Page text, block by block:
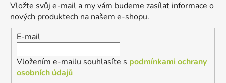
Vložte svůj e-mail a my vám budeme zasílat informace o
nových produktech na našem e-shopu.
E-mail
Vložením e-mailu souhlasíte s podmínkami ochrany
osobních údajů